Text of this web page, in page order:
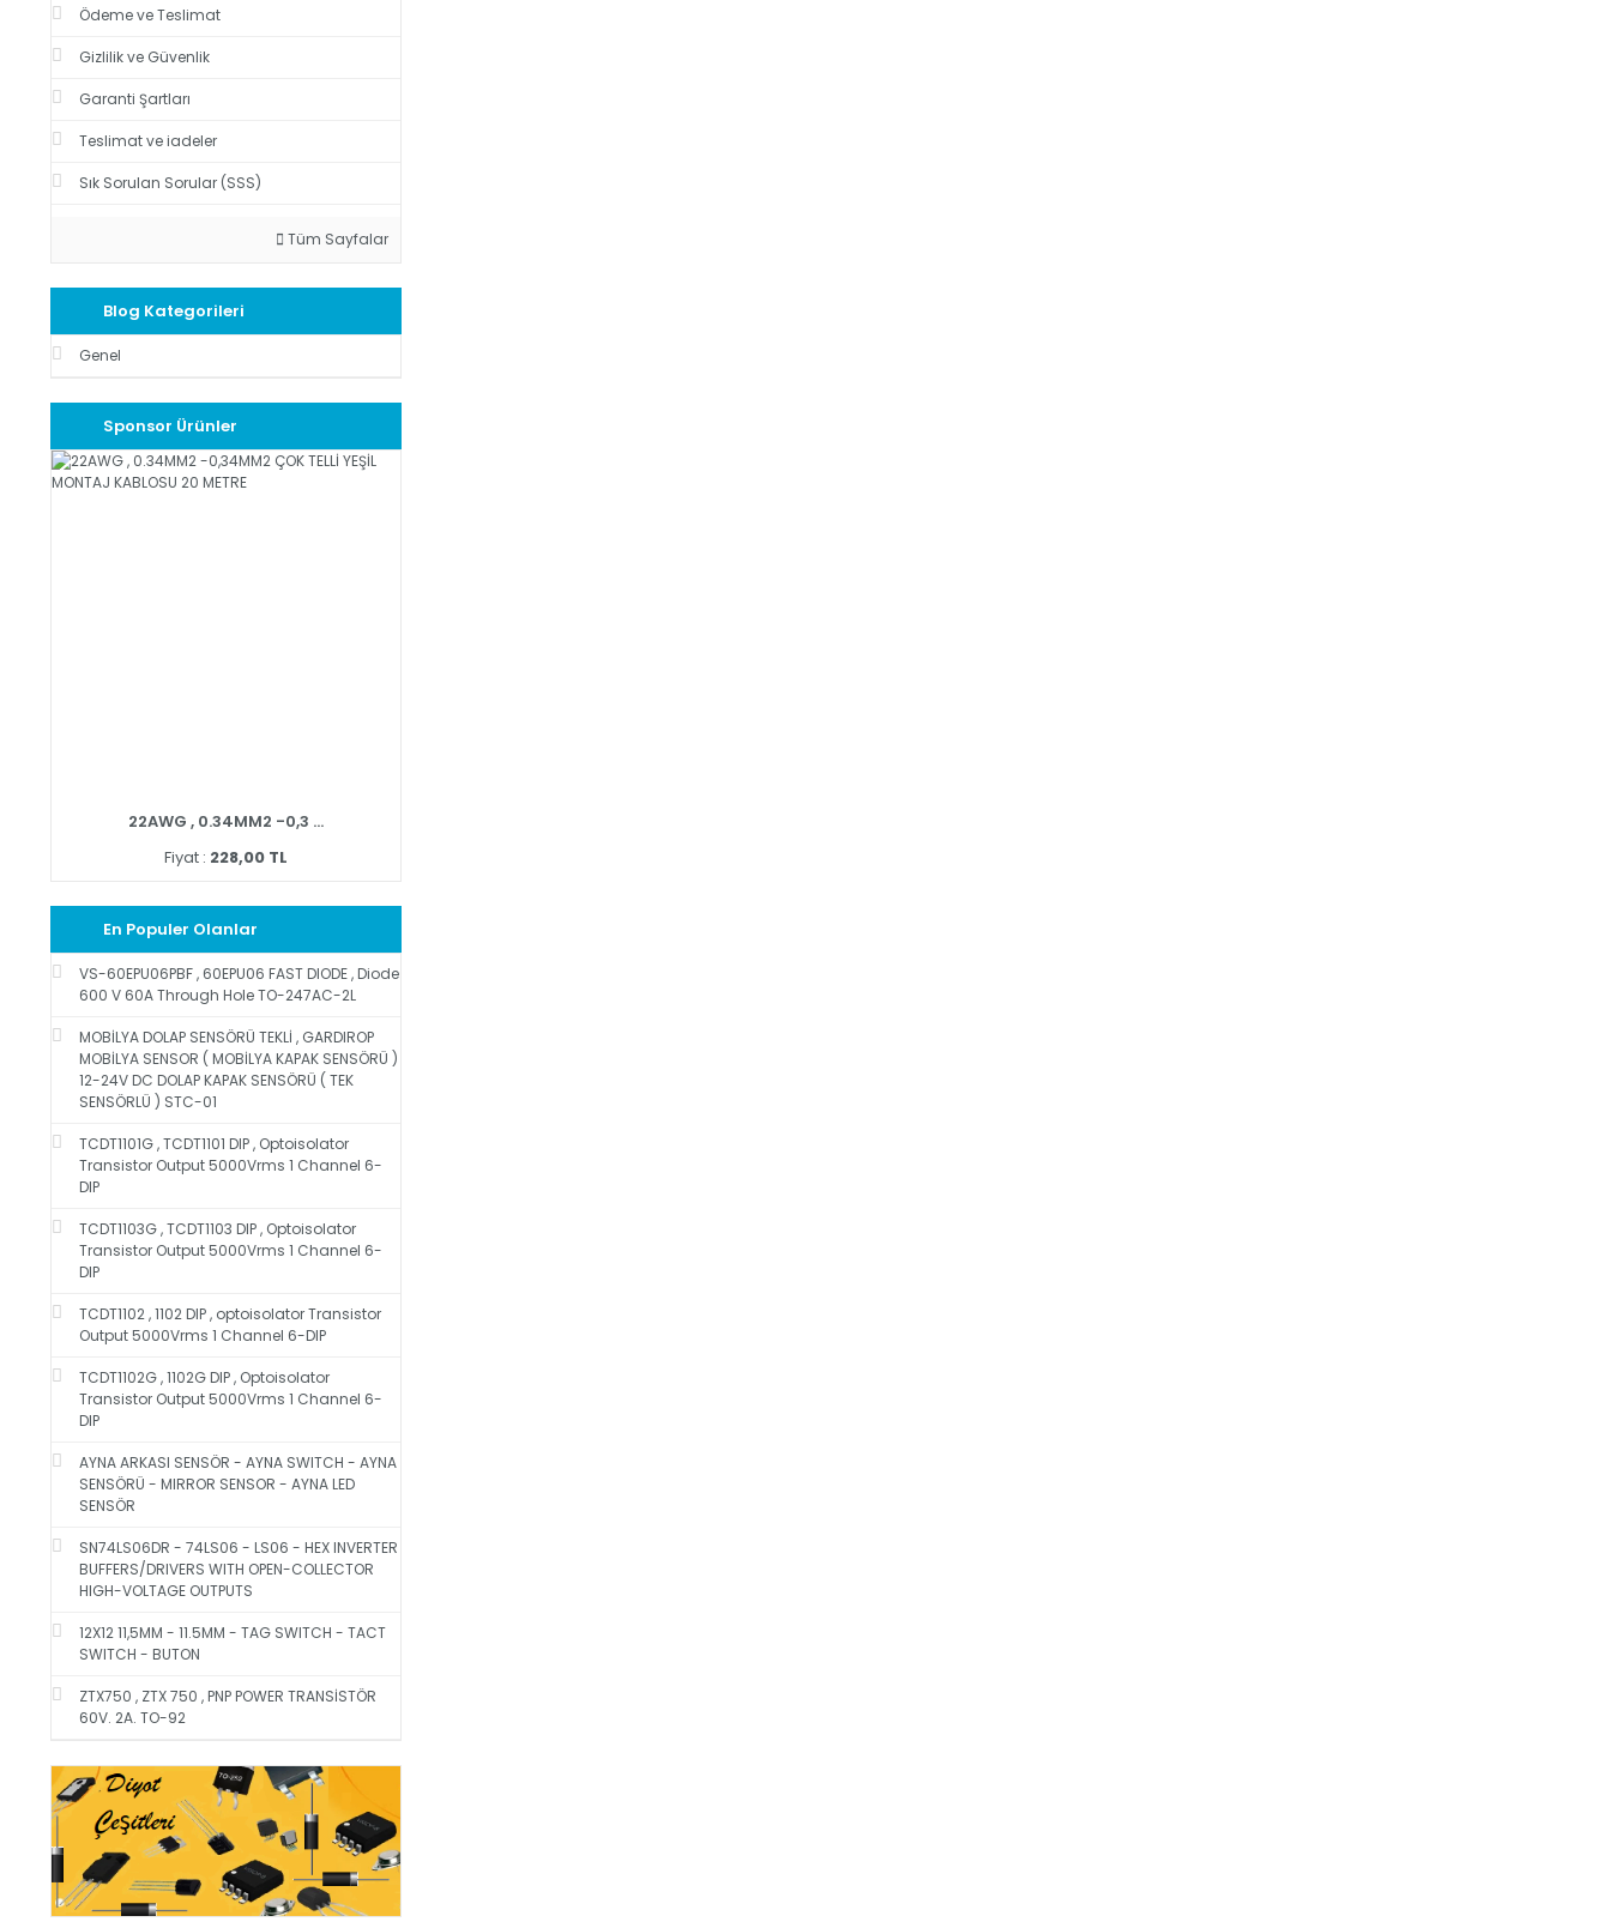
Ödeme ve Teslimat
Gizlilik ve Güvenlik
Garanti Şartları
Teslimat ve iadeler
Sık Sorulan Sorular (SSS)
Tüm Sayfalar
Blog Kategorileri
Genel
Sponsor Ürünler
22AWG , 0.34MM2 -0,3 ...
Fiyat : 228,00 TL
En Populer Olanlar
VS-60EPU06PBF , 60EPU06 FAST DIODE , Diode
600 V 60A Through Hole TO-247AC-2L
MOBİLYA DOLAP SENSÖRÜ TEKLİ , GARDIROP
MOBİLYA SENSOR ( MOBİLYA KAPAK SENSÖRÜ )
12-24V DC DOLAP KAPAK SENSÖRÜ ( TEK
SENSÖRLÜ ) STC-01
TCDT1101G , TCDT1101 DIP , Optoisolator
Transistor Output 5000Vrms 1 Channel 6-
DIP
TCDT1103G , TCDT1103 DIP , Optoisolator
Transistor Output 5000Vrms 1 Channel 6-
DIP
TCDT1102 , 1102 DIP , optoisolator Transistor
Output 5000Vrms 1 Channel 6-DIP
TCDT1102G , 1102G DIP , Optoisolator
Transistor Output 5000Vrms 1 Channel 6-
DIP
AYNA ARKASI SENSÖR - AYNA SWITCH - AYNA
SENSÖRÜ - MIRROR SENSOR - AYNA LED
SENSÖR
SN74LS06DR - 74LS06 - LS06 - HEX INVERTER
BUFFERS/DRIVERS WITH OPEN-COLLECTOR
HIGH-VOLTAGE OUTPUTS
12X12 11,5MM - 11.5MM - TAG SWITCH - TACT
SWITCH - BUTON
ZTX750 , ZTX 750 , PNP POWER TRANSİSTÖR
60V. 2A. TO-92